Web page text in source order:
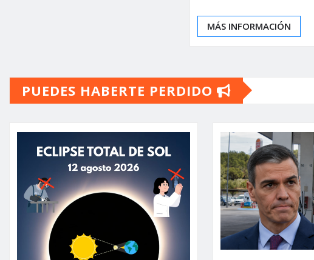
MÁS INFORMACIÓN
PUEDES HABERTE PERDIDO